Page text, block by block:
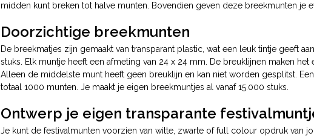
midden kunt breken tot halve munten. Bovendien geven deze breekmunten je
Doorzichtige breekmunten
De breekmatjes zijn gemaakt van transparant plastic, wat een leuk tintje geeft
stuks. Elk muntje heeft een afmeting van 24 x 24 mm. De breuklijnen maken
Alleen de middelste munt heeft geen breuklijn en kan niet worden gesplitst.
totaal 1000 munten. Je maakt je eigen breekmuntjes al vanaf 15.000 stuks.
Ontwerp je eigen transparante
Je kunt de festivalmunten voorzien van witte, zwarte of full colour opdruk van